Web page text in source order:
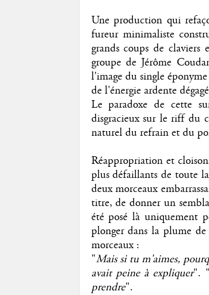
Une production qui
fureur minimaliste
grands coups de
groupe de Jérôme
l'image du single
de l'énergie ardente
Le paradoxe de cette
disgracieux sur le riff du
naturel du refrain et du
Réappropriation et
plus défaillants de toute
deux morceaux
titre, de donner un
été posé là uniquement
plonger dans la plume
morceaux :
"Mais si tu m'aimes,
avait peine à expliquer". "
prendre".